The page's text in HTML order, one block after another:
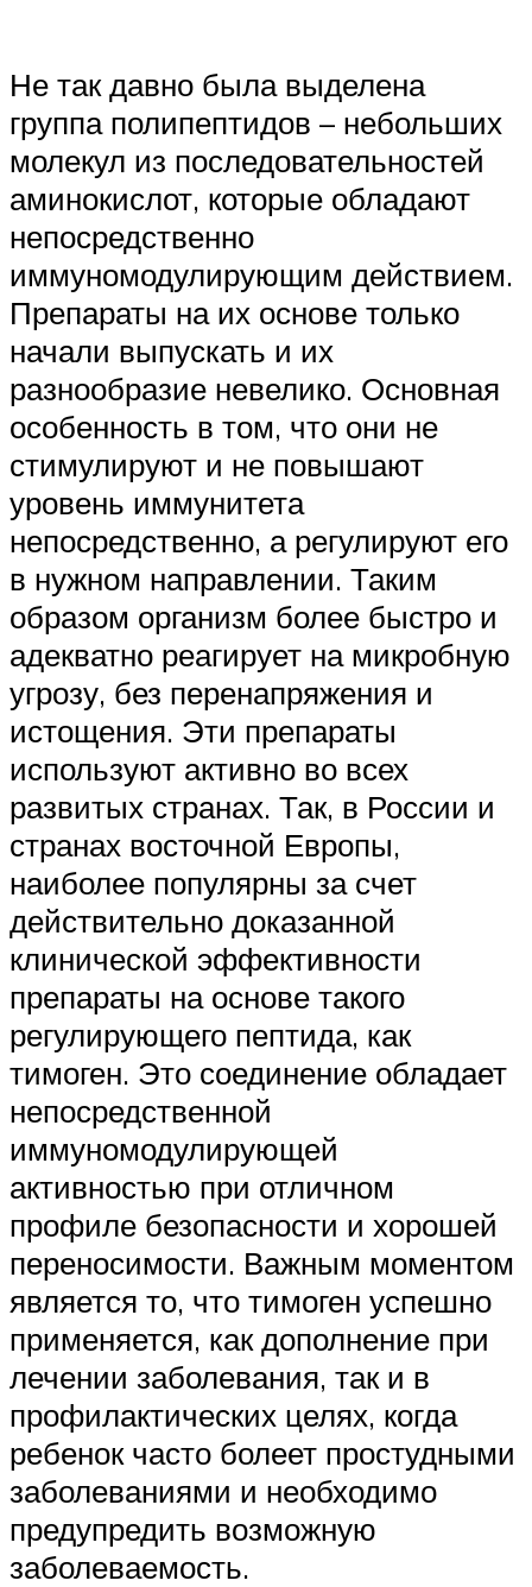
Не так давно была выделена
группа полипептидов – небольших
молекул из последовательностей
аминокислот, которые обладают
непосредственно
иммуномодулирующим действием.
Препараты на их основе только
начали выпускать и их
разнообразие невелико. Основная
особенность в том, что они не
стимулируют и не повышают
уровень иммунитета
непосредственно, а регулируют его
в нужном направлении. Таким
образом организм более быстро и
адекватно реагирует на микробную
угрозу, без перенапряжения и
истощения. Эти препараты
используют активно во всех
развитых странах. Так, в России и
странах восточной Европы,
наиболее популярны за счет
действительно доказанной
клинической эффективности
препараты на основе такого
регулирующего пептида, как
тимоген. Это соединение обладает
непосредственной
иммуномодулирующей
активностью при отличном
профиле безопасности и хорошей
переносимости. Важным моментом
является то, что тимоген успешно
применяется, как дополнение при
лечении заболевания, так и в
профилактических целях, когда
ребенок часто болеет простудными
заболеваниями и необходимо
предупредить возможную
заболеваемость.